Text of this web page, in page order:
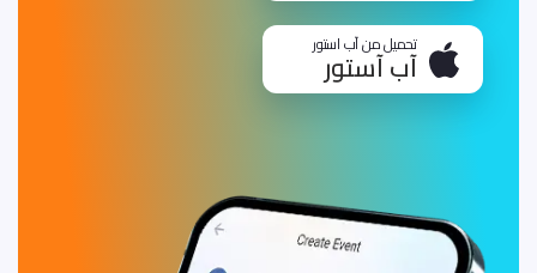
تحميل من آب استور
آب آستور